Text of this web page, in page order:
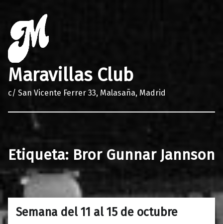
Maravillas Club
c/ San Vicente Ferrer 33, Malasaña, Madrid
Etiqueta: Bror Gunnar Jannson
Semana del 11 al 15 de octubre
11/10/2016
0
Maravillas